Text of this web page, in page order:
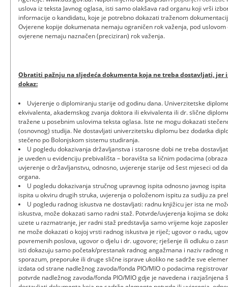
uslova iz teksta Javnog oglasa, isti samo olakšava rad organu koji vrši
informacije o kandidatu, koje je potrebno dokazati traženom
Ovjerene kopije dokumenata nemaju ograničen rok važenja, pod
ovjerene nemaju naznačen (preciziran) rok važenja.
Obratiti pažnju na sljedeća dokumenta koja ne treba dostavljati, jer
dokaz:
Uvjerenje o diplomiranju starije od godinu dana. Univerzitetske
ekvivalenta, akademskog zvanja doktora ili ekvivalenta ili dr. slične
tražene u posebnim uslovima teksta oglasa. Iste ne mogu dokazati
(osnovnog) studija. Ne dostavljati univerzitetsku diplomu bez dodatka
stečeno po Bolonjskom sistemu studiranja.
U pogledu dokazivanja državljanstva i starosne dobi ne treba
je uveden u evidenciju prebivališta – boravišta sa ličnim podacima
uvjerenje o državljanstvu, odnosno, uvjerenje starije od šest mjeseci od
organa.
U pogledu dokazivanja stručnog upravnog ispita odnosno javnog
ispita u okviru drugih struka, uvjerenja o položenom ispitu za sudiju za
U pogledu radnog iskustva ne dostavljati: radnu knjižicu jer ista ne
iskustva, može dokazati samo radni staž. Potvrde/uvjerenja kojima se
uzete u razmatranje, jer radni staž predstavlja samo vrijeme koje
ne može dokazati o kojoj vrsti radnog iskustva je riječ; ugovor o radu,
povremenih poslova, ugovor o djelu i dr. ugovore; rješenje ili odluku o
isti dokazuju samo početak/prestanak radnog angažmana i naziv radnog
sporazum, preporuke ili druge slične isprave ukoliko ne sadrže sve
izdata od strane nadležnog zavoda/fonda PIO/MIO o podacima
potvrde nadležnog zavoda/fonda PIO/MIO gdje je navedena i razjašnjena